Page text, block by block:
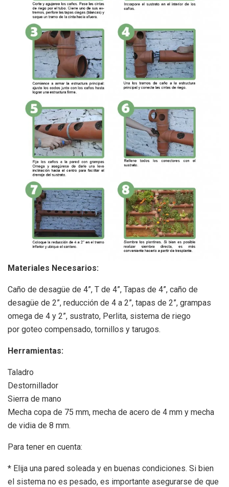
Materiales Necesarios:
Caño de desagüe de 4”, T de 4”, Tapas de 4”, caño de
desagüe de 2”, reducción de 4 a 2”, tapas de 2”, grampas
omega de 4 y 2”, sustrato, Perlita, sistema de riego
por goteo compensado, tornillos y tarugos.
Herramientas:
Taladro
Destornillador
Sierra de mano
Mecha copa de 75 mm, mecha de acero de 4 mm y mecha
de vidia de 8 mm.
Para tener en cuenta:
* Elija una pared soleada y en buenas condiciones. Si bien
el sistema no es pesado, es importante asegurarse de que